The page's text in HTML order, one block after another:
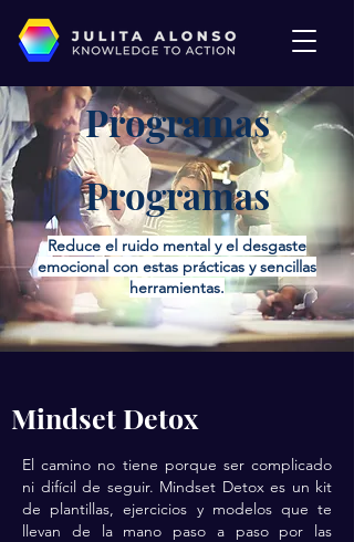
Mindset Detox
El camino no tiene porque ser complicado
ni difícil de seguir. Mindset Detox es un kit
de plantillas, ejercicios y modelos que te
llevan de la mano paso a paso por las
Reduce el ruido mental y el desgaste
emocional con estas prácticas y sencillas
herramientas.
Programas
Programas